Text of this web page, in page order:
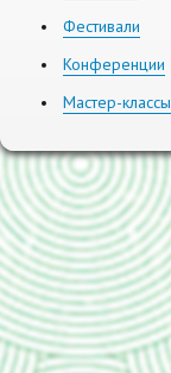
Фестивали
Конференции
Мастер-классы